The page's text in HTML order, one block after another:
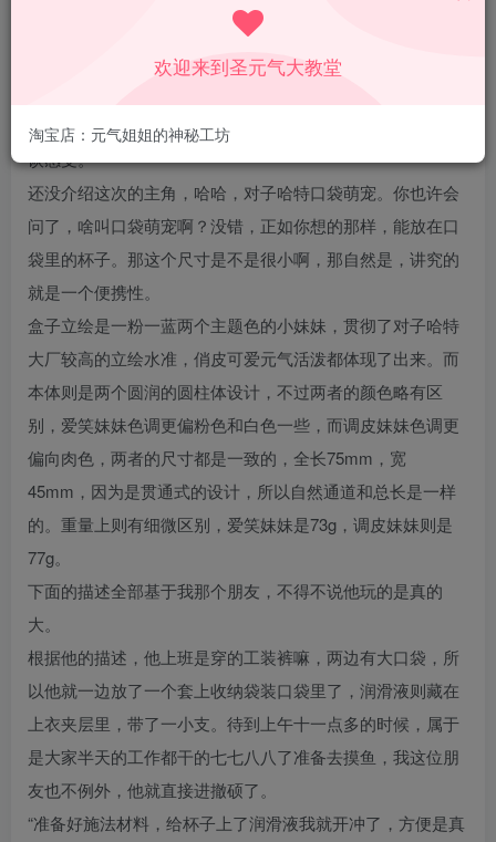
是送了这一对给我一个癖好比较特殊的朋友，让他来测测谈
谈感受。
还没介绍这次的主角，哈哈，对子哈特口袋萌宠。你也许会
问了，啥叫口袋萌宠啊？没错，正如你想的那样，能放在口
袋里的杯子。那这个尺寸是不是很小啊，那自然是，讲究的
就是一个便携性。
盒子立绘是一粉一蓝两个主题色的小妹妹，贯彻了对子哈特
大厂较高的立绘水准，俏皮可爱元气活泼都体现了出来。而
本体则是两个圆润的圆柱体设计，不过两者的颜色略有区
别，爱笑妹妹色调更偏粉色和白色一些，而调皮妹妹色调更
偏向肉色，两者的尺寸都是一致的，全长75mm，宽
45mm，因为是贯通式的设计，所以自然通道和总长是一样
的。重量上则有细微区别，爱笑妹妹是73g，调皮妹妹则是
77g。
下面的描述全部基于我那个朋友，不得不说他玩的是真的
大。
根据他的描述，他上班是穿的工装裤嘛，两边有大口袋，所
以他就一边放了一个套上收纳袋装口袋里了，润滑液则藏在
上衣夹层里，带了一小支。待到上午十一点多的时候，属于
是大家半天的工作都干的七七八八了准备去摸鱼，我这位朋
友也不例外，他就直接进撤硕了。
“准备好施法材料，给杯子上了润滑液我就开冲了，方便是真
欢迎来到圣元气大教堂
淘宝店：元气姐姐的神秘工坊